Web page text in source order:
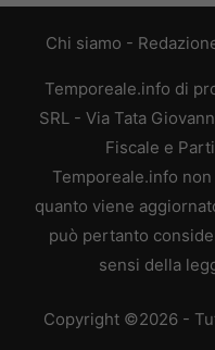
Chi siamo -
Temporeale.info di
SRL - Via Tata
Fiscale e
Temporeale.info
quanto viene
può pertanto
sensi della
Copyright ©2026 -